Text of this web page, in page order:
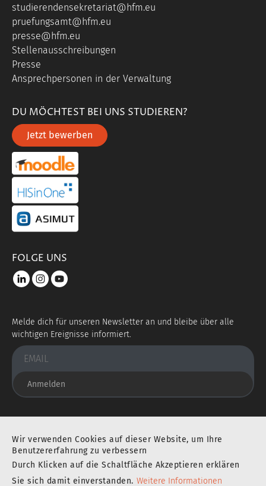
studierendensekretariat@hfm.eu
pruefungsamt@hfm.eu
presse@hfm.eu
Stellenausschreibungen
Presse
Ansprechpersonen in der Verwaltung
DU MÖCHTEST BEI UNS STUDIEREN?
Jetzt bewerben
portal link moddle
portal link hisinone
portal link asimut
FOLGE UNS
LinkedIninstagram
youtube
Melde dich für unseren Newsletter an und bleibe über alle
wichtigen Ereignisse informiert.
Anmelden
Sie befinden sich an einem ausgezeichneten Ort
IMPRESSUM DATENSCHUTZERKLÄRUNG
Wir verwenden Cookies auf dieser Website, um Ihre
Benutzererfahrung zu verbessern
Durch Klicken auf die Schaltfläche Akzeptieren erklären
Sie sich damit einverstanden. Weitere Informationen